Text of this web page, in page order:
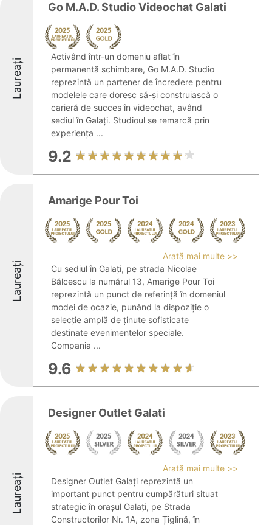
Laureați
Go M.A.D. Studio Videochat Galati
Activând într-un domeniu aflat în
permanentă schimbare, Go M.A.D. Studio
reprezintă un partener de încredere pentru
modelele care doresc să-și construiască o
carieră de succes în videochat, având
sediul în Galați. Studioul se remarcă prin
experiența ...
9.2
Laureați
Amarige Pour Toi
Arată mai multe >>
Cu sediul în Galați, pe strada Nicolae
Bălcescu la numărul 13, Amarige Pour Toi
reprezintă un punct de referință în domeniul
modei de ocazie, punând la dispoziție o
selecție amplă de ținute sofisticate
destinate evenimentelor speciale.
Compania ...
9.6
Laureați
Designer Outlet Galati
Arată mai multe >>
Designer Outlet Galați reprezintă un
important punct pentru cumpărături situat
strategic în orașul Galați, pe Strada
Constructorilor Nr. 1A, zona Țiglină, în